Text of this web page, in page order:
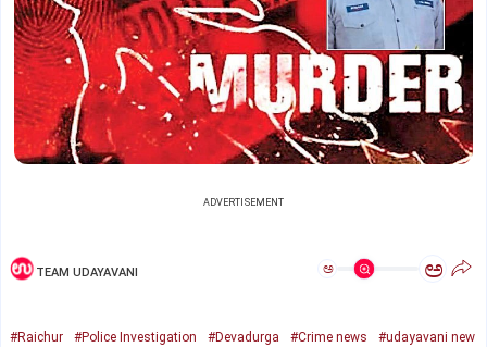
ADVERTISEMENT
TEAM UDAYAVANI ಅ ಅ
#Raichur #Police Investigation #Devadurga #Crime news
#udayavani new